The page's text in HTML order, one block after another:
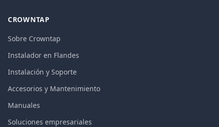
CROWNTAP
Sobre Crowntap
Instalador en Flandes
Instalación y Soporte
Accesorios y Mantenimiento
Manuales
Soluciones empresariales